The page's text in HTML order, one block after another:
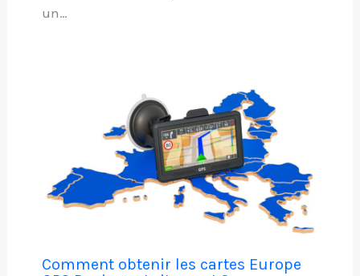
un…
Comment obtenir les cartes Europe